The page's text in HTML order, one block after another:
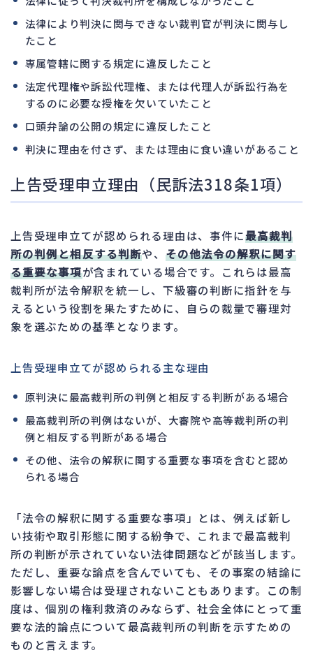
法律により判決に関与できない裁判官が判決に関与し
たこと
専属管轄に関する規定に違反したこと
法定代理権や訴訟代理権、または代理人が訴訟行為を
するのに必要な授権を欠いていたこと
口頭弁論の公開の規定に違反したこと
判決に理由を付さず、または理由に食い違いがあること
上告受理申立理由（民訴法318条1項）
上告受理申立てが認められる理由は、事件に最高裁判
所の判例と相反する判断や、 その他法令の解釈に関す
る重要な事項が含まれている場合です。これらは最高
裁判所が法令解釈を統一し、下級審の判断に指針を与
えるという役割を果たすために、自らの裁量で審理対
象を選ぶための基準となります。
上告受理申立てが認められる主な理由
原判決に最高裁判所の判例と相反する判断がある場合
最高裁判所の判例はないが、大審院や高等裁判所の判
例と相反する判断がある場合
その他、法令の解釈に関する重要な事項を含むと認め
られる場合
「法令の解釈に関する重要な事項」とは、例えば新し
い技術や取引形態に関する紛争で、これまで最高裁判
所の判断が示されていない法律問題などが該当します。
ただし、重要な論点を含んでいても、その事案の結論に
影響しない場合は受理されないこともあります。この制
度は、個別の権利救済のみならず、社会全体にとって重
要な法的論点について最高裁判所の判断を示すための
ものと言えます。